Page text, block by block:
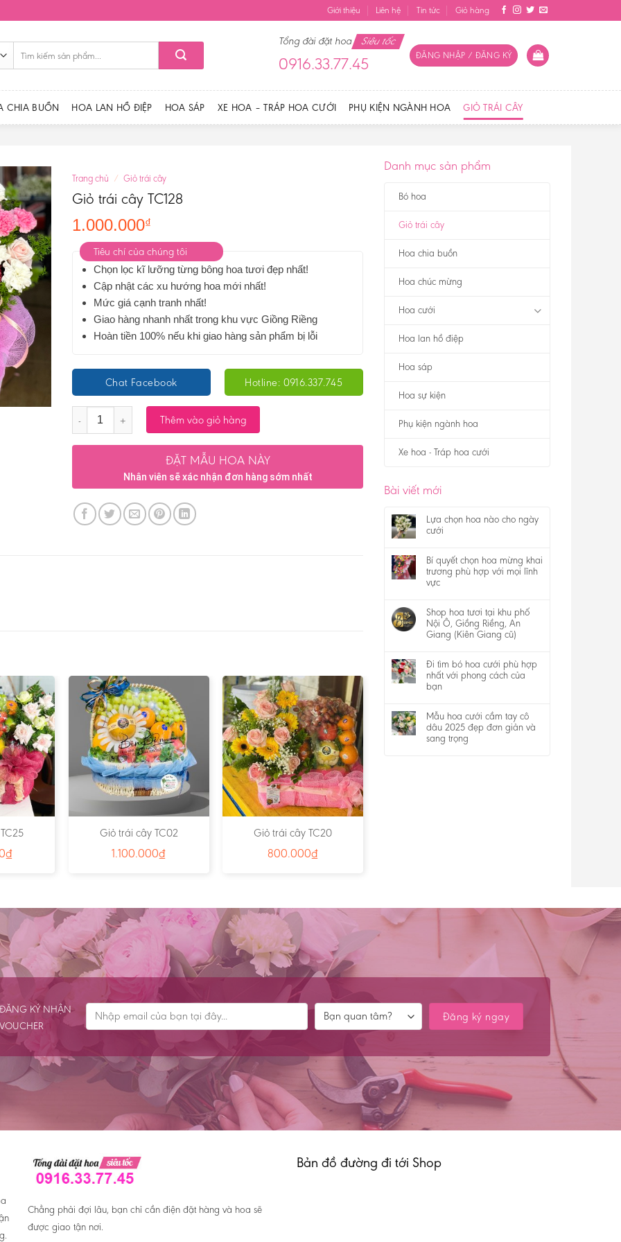
Giới thiệu Liên hệ Tin tức Giỏ hàng
kiếm:
Tổng đài đặt hoa Siêu tốc
0916.33.77.45 ĐĂNG NHẬP / ĐĂNG KÝ
CHIA BUỒN HOA LAN HỒ ĐIỆP HOA SÁP XE HOA – TRÁP HOA CƯỚI PHỤ KIỆN NGÀNH HOA GIỎ TRÁI CÂY
Danh mục sản phẩm
Bó hoa
Giỏ trái cây
Hoa chia buồn
Hoa chúc mừng
Hoa cưới
Hoa lan hồ điệp
Hoa sáp
Hoa sự kiện
Phụ kiện ngành hoa
Xe hoa - Tráp hoa cưới
Bài viết mới
Lựa chọn hoa nào cho ngày
cưới
Bí quyết chọn hoa mừng khai
trương phù hợp với mọi lĩnh
vực
Shop hoa tươi tại khu phố
Nội Ô, Giồng Riềng, An
Giang (Kiên Giang cũ)
Đi tìm bó hoa cưới phù hợp
nhất với phong cách của
bạn
Mẫu hoa cưới cầm tay cô
dâu 2025 đẹp đơn giản và
sang trọng
Trang chủ / Giỏ trái cây
Giỏ trái cây TC128
1.000.000₫
Tiêu chí của chúng tôi
Chọn lọc kĩ lưỡng từng bông hoa tươi đẹp nhất!
Cập nhật các xu hướng hoa mới nhất!
Mức giá cạnh tranh nhất!
Giao hàng nhanh nhất trong khu vực Giồng Riềng
Hoàn tiền 100% nếu khi giao hàng sản phẩm bị lỗi
Chat Facebook Hotline: 0916.337.745
Số lượng Thêm vào giỏ hàng
ĐẶT MẪU HOA NÀY
Nhân viên sẽ xác nhận đơn hàng sớm nhất
₫
Giỏ trái cây TC02
1.100.000₫
Giỏ trái cây TC20
800.000₫
ĐĂNG KÝ NHẬN
VOUCHER
Chẳng phải đợi lâu, bạn chỉ cần điện đặt hàng và hoa sẽ
được giao tận nơi.
Bản đồ đường đi tới Shop